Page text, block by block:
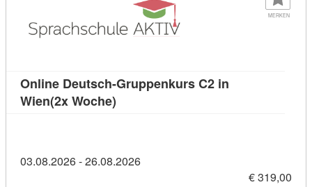
MERKEN
Online Deutsch-Gruppenkurs C2 in
Wien(2x Woche)
03.08.2026 - 26.08.2026
€ 319,00